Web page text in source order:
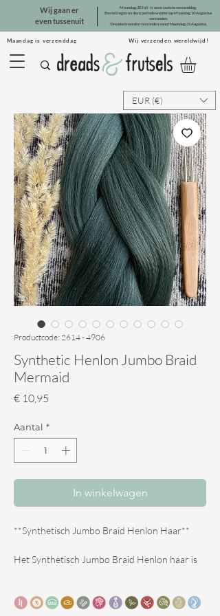
Maandag is verzenddag Wij verzenden wereldwijd!
Wij gaan er
even tussenuit
Maandag 20 Juli is onze laatste verzenddag.
Bestellingen na deze periode worden op Maandag 10 Augustus
verzonden.
*Dreadsets worden verzonden vanaf Maandag 31 Augustus.
EUR (€)
Productcode: 2614 - 4906
Synthetic Henlon Jumbo Braid
Mermaid
€ 10,95
Aantal *
In winkelwagen
**Synthetisch Jumbo Braid Henlon Haar**
Het Synthetisch Jumbo Braid Henlon haar is
touperen, en geeft mooie uiteinden. Perfect